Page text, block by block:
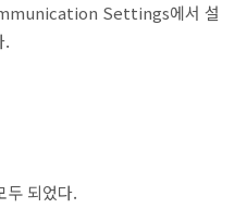
Settings에서 설
.
두 되었다.